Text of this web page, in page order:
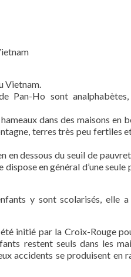
Vietnam.
Pan-Ho sont
dans des maisons en
terres très peu fertiles
dessous du seuil de
en général d’une seule
y sont scolarisés, elle
initié par la Croix-Rouge
restent seuls dans les
accidents se produisent en